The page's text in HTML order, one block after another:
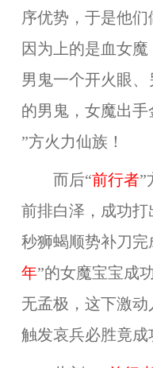
序优势，于是他们
因为上的是血女
男鬼一个开火眼
的男鬼，女魔出手
”方火力仙族！
而后“前行者”
前排白泽，成功
秒狮蝎顺势补刀完
年”的女魔宝宝成
无孟极，这下激
触发哀兵必胜竟成